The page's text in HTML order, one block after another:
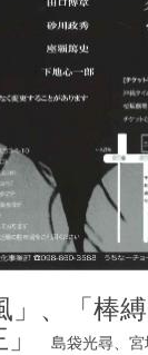
」、「棒
島袋光尋、宮